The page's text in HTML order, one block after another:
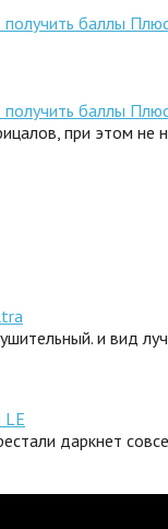
получить баллы
получить баллы
при этом не
и вид
LE
даркнет